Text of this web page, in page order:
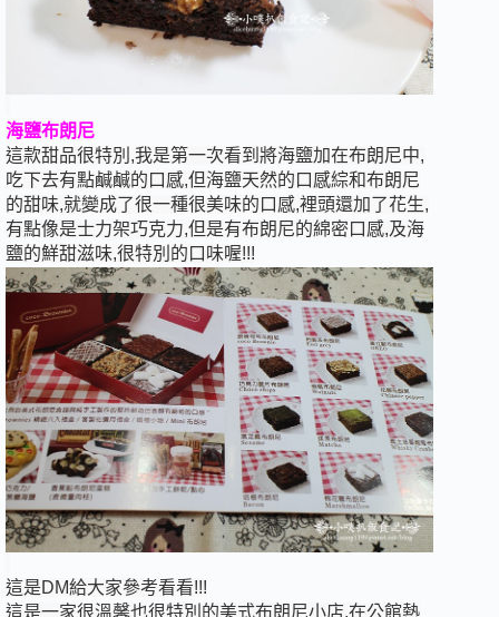
海鹽布朗尼
這款甜品很特別,我是第一次看到將海鹽加在布朗尼中,
吃下去有點鹹鹹的口感,但海鹽天然的口感綜和布朗尼
的甜味,就變成了很一種很美味的口感,裡頭還加了花生,
有點像是士力架巧克力,但是有布朗尼的綿密口感,及海
鹽的鮮甜滋味,很特別的口味喔!!!
這是DM給大家參考看看!!!
這是一家很溫馨也很特別的美式布朗尼小店,在公館熱